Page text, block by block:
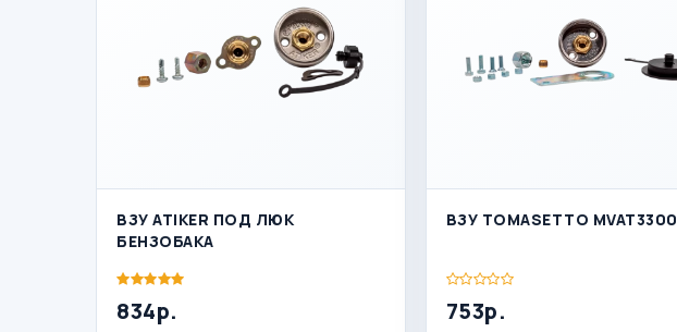
ВЗУ ATIKER ПОД ЛЮК
БЕНЗОБАКА
834р.
ВЗУ TOMASETTO MVAT3300
753р.